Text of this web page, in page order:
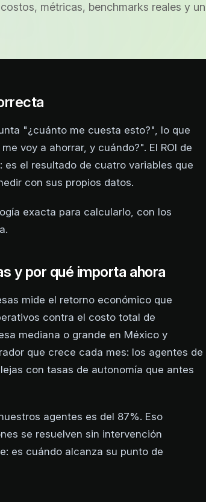
métricas, benchmarks reales y
"¿cuánto me cuesta esto?", lo que
voy a ahorrar, y cuándo?". El ROI de
el resultado de cuatro variables que
con sus propios datos.
exacta para calcularlo, con los
y por qué importa ahora
mide el retorno económico que
contra el costo total de
mediana o grande en México y
que crece cada mes: los agentes de
con tasas de autonomía que antes
agentes es del 87%. Eso
se resuelven sin intervención
es cuándo alcanza su punto de